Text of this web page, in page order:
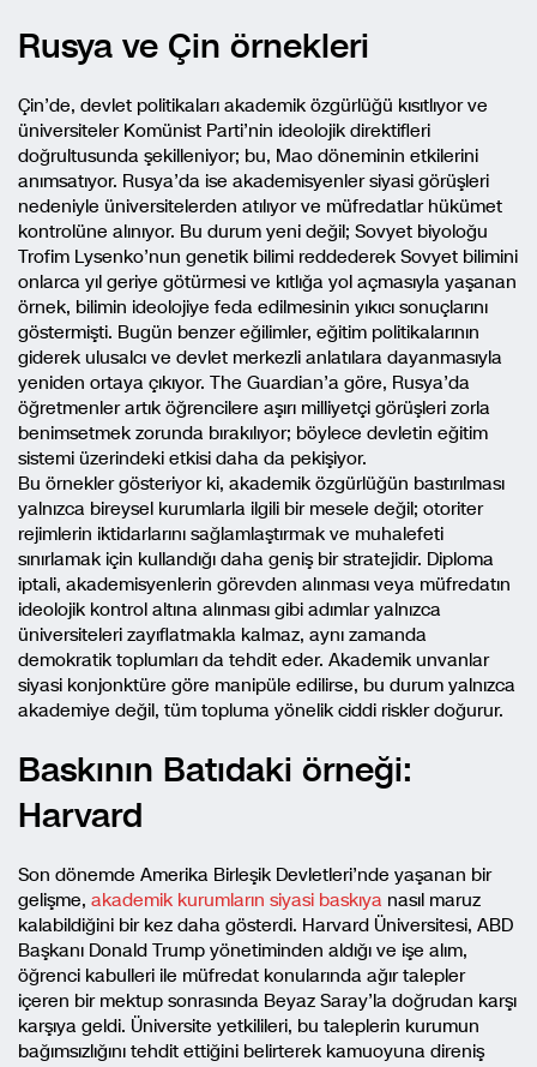
Rusya ve Çin örnekleri
Çin’de, devlet politikaları akademik özgürlüğü kısıtlıyor ve
üniversiteler Komünist Parti’nin ideolojik direktifleri
doğrultusunda şekilleniyor; bu, Mao döneminin etkilerini
anımsatıyor. Rusya’da ise akademisyenler siyasi görüşleri
nedeniyle üniversitelerden atılıyor ve müfredatlar hükümet
kontrolüne alınıyor. Bu durum yeni değil; Sovyet biyoloğu
Trofim Lysenko’nun genetik bilimi reddederek Sovyet bilimini
onlarca yıl geriye götürmesi ve kıtlığa yol açmasıyla yaşanan
örnek, bilimin ideolojiye feda edilmesinin yıkıcı sonuçlarını
göstermişti. Bugün benzer eğilimler, eğitim politikalarının
giderek ulusalcı ve devlet merkezli anlatılara dayanmasıyla
yeniden ortaya çıkıyor. The Guardian’a göre, Rusya’da
öğretmenler artık öğrencilere aşırı milliyetçi görüşleri zorla
benimsetmek zorunda bırakılıyor; böylece devletin eğitim
sistemi üzerindeki etkisi daha da pekişiyor.
Bu örnekler gösteriyor ki, akademik özgürlüğün bastırılması
yalnızca bireysel kurumlarla ilgili bir mesele değil; otoriter
rejimlerin iktidarlarını sağlamlaştırmak ve muhalefeti
sınırlamak için kullandığı daha geniş bir stratejidir. Diploma
iptali, akademisyenlerin görevden alınması veya müfredatın
ideolojik kontrol altına alınması gibi adımlar yalnızca
üniversiteleri zayıflatmakla kalmaz, aynı zamanda
demokratik toplumları da tehdit eder. Akademik unvanlar
siyasi konjonktüre göre manipüle edilirse, bu durum yalnızca
akademiye değil, tüm topluma yönelik ciddi riskler doğurur.
Baskının Batıdaki örneği:
Harvard
Son dönemde Amerika Birleşik Devletleri’nde yaşanan bir
gelişme, akademik kurumların siyasi baskıya nasıl maruz
kalabildiğini bir kez daha gösterdi. Harvard Üniversitesi, ABD
Başkanı Donald Trump yönetiminden aldığı ve işe alım,
öğrenci kabulleri ile müfredat konularında ağır talepler
içeren bir mektup sonrasında Beyaz Saray’la doğrudan karşı
karşıya geldi. Üniversite yetkilileri, bu taleplerin kurumun
bağımsızlığını tehdit ettiğini belirterek kamuoyuna direniş